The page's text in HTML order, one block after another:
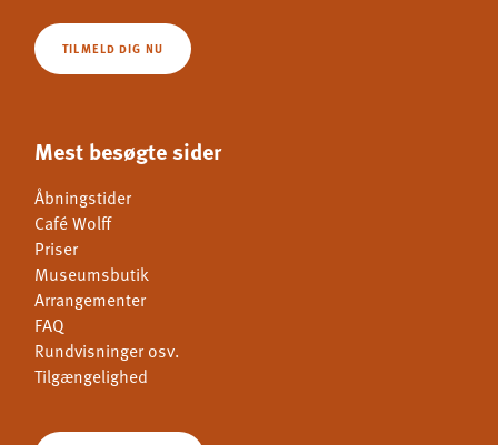
TILMELD DIG NU
Mest besøgte sider
Åbningstider
Café Wolff
Priser
Museumsbutik
Arrangementer
FAQ
Rundvisninger osv.
Tilgængelighed